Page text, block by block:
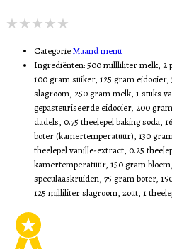
CategorieMaand menu
Ingrediënten:500 millliliter melk, 2
100 gram suiker, 125 gram
slagroom, 250 gram melk, 1 stuks
gepasteuriseerde eidooier, 200
dadels, 0.75 theelepel baking soda,
boter (kamertemperatuur), 130
theelepel vanille-extract, 0.25
kamertemperatuur, 150 gram
speculaaskruiden, 75 gram boter,
125 milliliter slagroom, zout, 1